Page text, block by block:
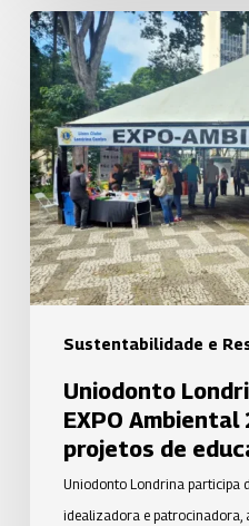
Sustentabilidade e
Uniodonto
Londrina
participa
da
EXPO
Ambiental
2026
e
apoia
projetos
ambiental
Uniodonto
EXPO
projetos de
Uniodonto Londrina participa
idealizadora e patrocinadora,